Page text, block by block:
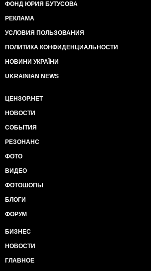
ФОНД ЮРИЯ БУТУСОВА
РЕКЛАМА
УСЛОВИЯ ПОЛЬЗОВАНИЯ
ПОЛИТИКА КОНФИДЕНЦИАЛЬНОСТИ
НОВИНИ УКРАЇНИ
UKRAINIAN NEWS
ЦЕНЗОР.НЕТ
НОВОСТИ
СОБЫТИЯ
РЕЗОНАНС
ФОТО
ВИДЕО
ФОТОШОПЫ
БЛОГИ
ФОРУМ
БИЗНЕС
НОВОСТИ
ГЛАВНОЕ